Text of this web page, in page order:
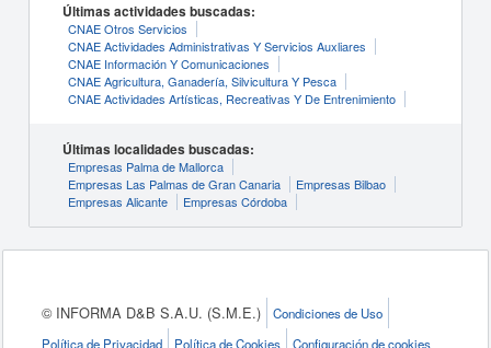
Últimas actividades buscadas:
CNAE Otros Servicios
CNAE Actividades Administrativas Y Servicios Auxliares
CNAE Información Y Comunicaciones
CNAE Agricultura, Ganadería, Silvicultura Y Pesca
CNAE Actividades Artísticas, Recreativas Y De Entrenimiento
Últimas localidades buscadas:
Empresas Palma de Mallorca
Empresas Las Palmas de Gran Canaria
Empresas Bilbao
Empresas Alicante
Empresas Córdoba
© INFORMA D&B S.A.U. (S.M.E.)
Condiciones de Uso
Política de Privacidad
Política de Cookies Configuración de cookies